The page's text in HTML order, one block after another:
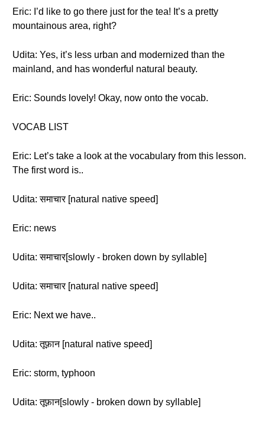
Eric: I’d like to go there just for the tea! It’s a pretty
mountainous area, right?
Udita: Yes, it’s less urban and modernized than the
mainland, and has wonderful natural beauty.
Eric: Sounds lovely! Okay, now onto the vocab.
VOCAB LIST
Eric: Let’s take a look at the vocabulary from this lesson.
The first word is..
Udita: समाचार [natural native speed]
Eric: news
Udita: समाचार[slowly - broken down by syllable]
Udita: समाचार [natural native speed]
Eric: Next we have..
Udita: तूफ़ान [natural native speed]
Eric: storm, typhoon
Udita: तूफ़ान[slowly - broken down by syllable]